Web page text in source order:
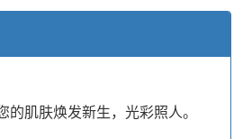
肌肤焕发新生，光彩照人。